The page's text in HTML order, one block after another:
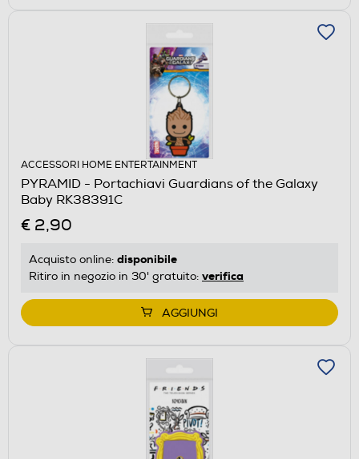
ACCESSORI HOME ENTERTAINMENT
PYRAMID - Portachiavi Guardians of the Galaxy
Baby RK38391C
€ 2,90
Acquisto online: disponibile
Ritiro in negozio in 30' gratuito: verifica
AGGIUNGI